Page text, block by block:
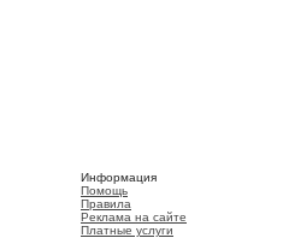
Информация
Помощь
Правила
Реклама на сайте
Платные услуги